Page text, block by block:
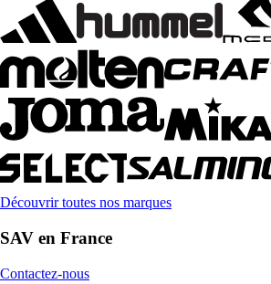
Découvrir toutes nos marques
SAV en France
Contactez-nous